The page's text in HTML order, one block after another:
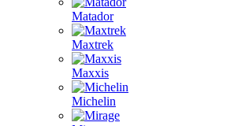
Matador
Maxtrek
Maxxis
Michelin